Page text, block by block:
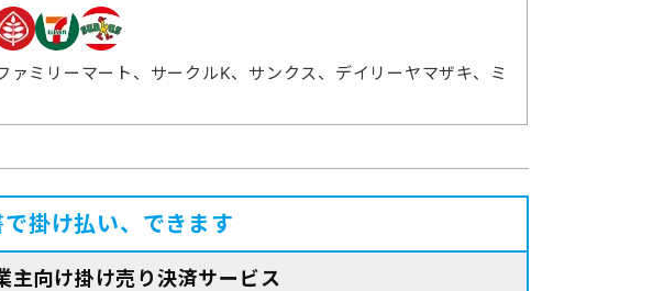
ァミリーマート、サークルK、サンクス、デイリーヤマザキ、ミ
掛け払い、できます
主向け掛け売り決済サービス